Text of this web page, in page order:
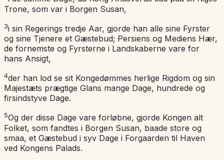
Trone, som var i Borgen Susan,
3i sin Regerings tredje Aar, gjorde han alle sine Fyrster
og sine Tjenere et Gæstebud; Persiens og Mediens Hær,
de fornemste og Fyrsterne i Landskaberne vare for
hans Ansigt,
4der han lod se sit Kongedømmes herlige Rigdom og sin
Majestæts prægtige Glans mange Dage, hundrede og
firsindstyve Dage.
5Og der disse Dage vare forløbne, gjorde Kongen alt
Folket, som fandtes i Borgen Susan, baade store og
smaa, et Gæstebud i syv Dage i Forgaarden til Haven
ved Kongens Palads.